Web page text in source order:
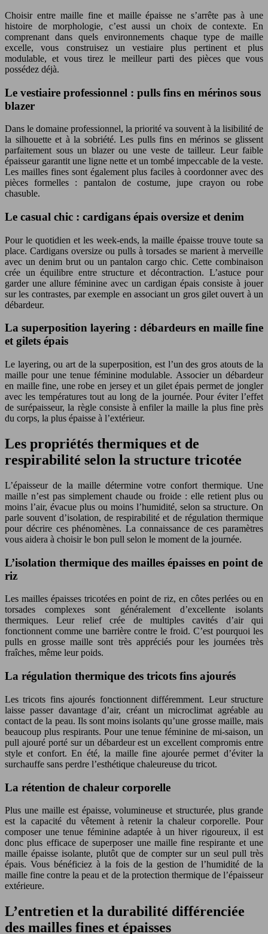
Choisir entre maille fine et maille épaisse ne s’arrête pas à une
histoire de morphologie, c’est aussi un choix de contexte. En
comprenant dans quels environnements chaque type de maille
excelle, vous construisez un vestiaire plus pertinent et plus
modulable, et vous tirez le meilleur parti des pièces que vous
possédez déjà.
Le vestiaire professionnel : pulls fins en mérinos sous
blazer
Dans le domaine professionnel, la priorité va souvent à la lisibilité de
la silhouette et à la sobriété. Les pulls fins en mérinos se glissent
parfaitement sous un blazer ou une veste de tailleur. Leur faible
épaisseur garantit une ligne nette et un tombé impeccable de la veste.
Les mailles fines sont également plus faciles à coordonner avec des
pièces formelles : pantalon de costume, jupe crayon ou robe
chasuble.
Le casual chic : cardigans épais oversize et denim
Pour le quotidien et les week-ends, la maille épaisse trouve toute sa
place. Cardigans oversize ou pulls à torsades se marient à merveille
avec un denim brut ou un pantalon cargo chic. Cette combinaison
crée un équilibre entre structure et décontraction. L’astuce pour
garder une allure féminine avec un cardigan épais consiste à jouer
sur les contrastes, par exemple en associant un gros gilet ouvert à un
débardeur.
La superposition layering : débardeurs en maille fine
et gilets épais
Le layering, ou art de la superposition, est l’un des gros atouts de la
maille pour une tenue féminine modulable. Associer un débardeur
en maille fine, une robe en jersey et un gilet épais permet de jongler
avec les températures tout au long de la journée. Pour éviter l’effet
de surépaisseur, la règle consiste à enfiler la maille la plus fine près
du corps, la plus épaisse à l’extérieur.
Les propriétés thermiques et de
respirabilité selon la structure tricotée
L’épaisseur de la maille détermine votre confort thermique. Une
maille n’est pas simplement chaude ou froide : elle retient plus ou
moins l’air, évacue plus ou moins l’humidité, selon sa structure. On
parle souvent d’isolation, de respirabilité et de régulation thermique
pour décrire ces phénomènes. La connaissance de ces paramètres
vous aidera à choisir le bon pull selon le moment de la journée.
L’isolation thermique des mailles épaisses en point de
riz
Les mailles épaisses tricotées en point de riz, en côtes perlées ou en
torsades complexes sont généralement d’excellente isolants
thermiques. Leur relief crée de multiples cavités d’air qui
fonctionnent comme une barrière contre le froid. C’est pourquoi les
pulls en grosse maille sont très appréciés pour les journées très
fraîches, même leur poids.
La régulation thermique des tricots fins ajourés
Les tricots fins ajourés fonctionnent différemment. Leur structure
laisse passer davantage d’air, créant un microclimat agréable au
contact de la peau. Ils sont moins isolants qu’une grosse maille, mais
beaucoup plus respirants. Pour une tenue féminine de mi-saison, un
pull ajouré porté sur un débardeur est un excellent compromis entre
style et confort. En été, la maille fine ajourée permet d’éviter la
surchauffe sans perdre l’esthétique chaleureuse du tricot.
La rétention de chaleur corporelle
Plus une maille est épaisse, volumineuse et structurée, plus grande
est la capacité du vêtement à retenir la chaleur corporelle. Pour
composer une tenue féminine adaptée à un hiver rigoureux, il est
donc plus efficace de superposer une maille fine respirante et une
maille épaisse isolante, plutôt que de compter sur un seul pull très
épais. Vous bénéficiez à la fois de la gestion de l’humidité de la
maille fine contre la peau et de la protection thermique de l’épaisseur
extérieure.
L’entretien et la durabilité différenciée
des mailles fines et épaisses